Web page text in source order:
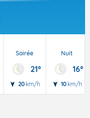
Soirée
21°
20 km/h
Nuit
16°
10 km/h